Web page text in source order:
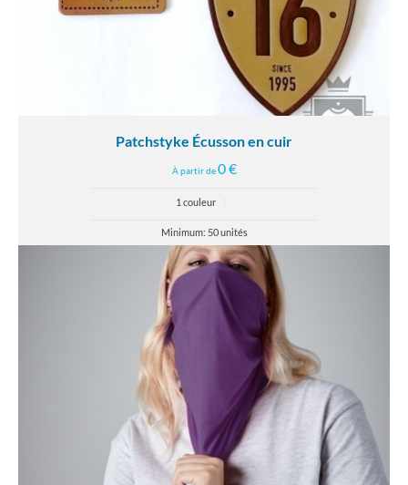
Patchstyke Écusson en cuir
À partir de0 €
1 couleur
Minimum: 50 unités